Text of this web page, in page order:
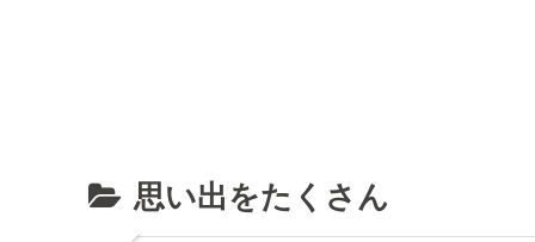
思い出をたくさん